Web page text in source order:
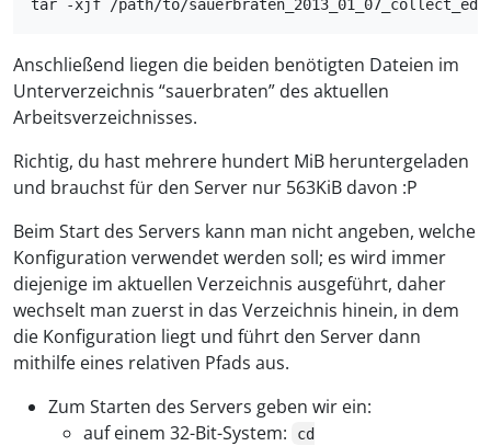
Anschließend liegen die beiden benötigten Dateien im
Unterverzeichnis “sauerbraten” des aktuellen
Arbeitsverzeichnisses.
Richtig, du hast mehrere hundert MiB heruntergeladen
und brauchst für den Server nur 563KiB davon :P
Beim Start des Servers kann man nicht angeben, welche
Konfiguration verwendet werden soll; es wird immer
diejenige im aktuellen Verzeichnis ausgeführt, daher
wechselt man zuerst in das Verzeichnis hinein, in dem
die Konfiguration liegt und führt den Server dann
mithilfe eines relativen Pfads aus.
Zum Starten des Servers geben wir ein:
auf einem 32-Bit-System:
cd